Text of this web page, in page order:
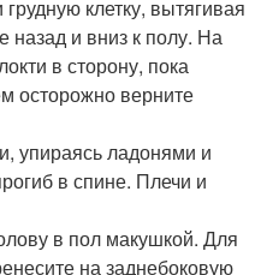
клетку, вытягивая
назад и вниз к полу. На
в сторону, пока
осторожно верните
упираясь ладонями и
в спине. Плечи и
в пол макушкой. Для
на заднебоковую